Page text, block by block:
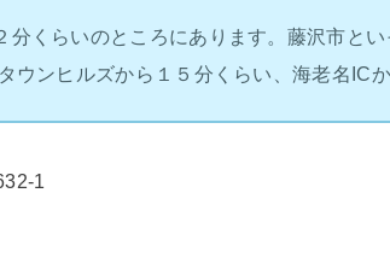
分くらいのところにあります。藤沢市と
ウンヒルズから１５分くらい、海老名IC
1